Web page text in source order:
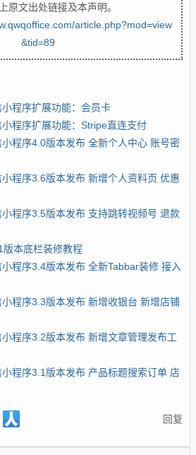
原文出处链接及本声明。
article.php?mod=view
&tid=89
程序扩展功能：会员卡
程序扩展功能：Stripe直连支付
程序4.0版本发布 全新个人中心 账号密
程序3.6版本发布 新增个人资料页 优惠
程序3.5版本发布 支持跳转视频号 退款
版本底栏装修教程
程序3.4版本发布 全新Tabbar装修 接入
程序3.3版本发布 新增收银台 新增店铺
程序3.2版本发布 新增文章管理发布工
程序3.1版本发布 产品标题搜索订单 店
回复